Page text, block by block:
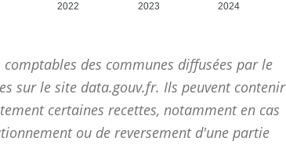
2022 2023 2024
des communes diffusées par le
sur le site data.gouv.fr. Ils peuvent contenir
certaines recettes, notamment en cas
ou de reversement d'une partie